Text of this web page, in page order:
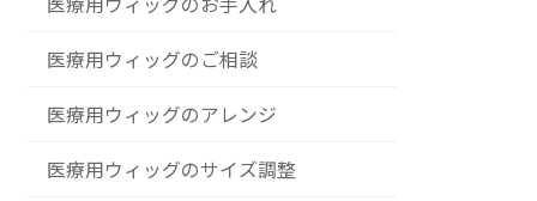
医療用ウィッグのご相談
医療用ウィッグのアレンジ
医療用ウィッグのサイズ調整